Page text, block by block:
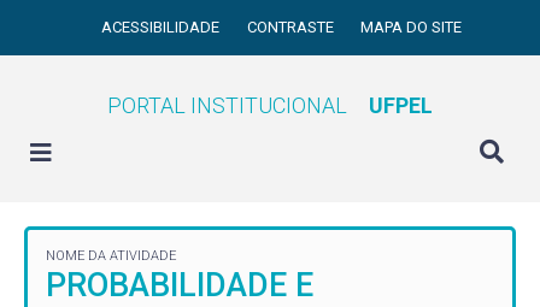
ACESSIBILIDADE CONTRASTE MAPA DO SITE
PORTAL INSTITUCIONAL UFPEL
NOME DA ATIVIDADE
PROBABILIDADE E